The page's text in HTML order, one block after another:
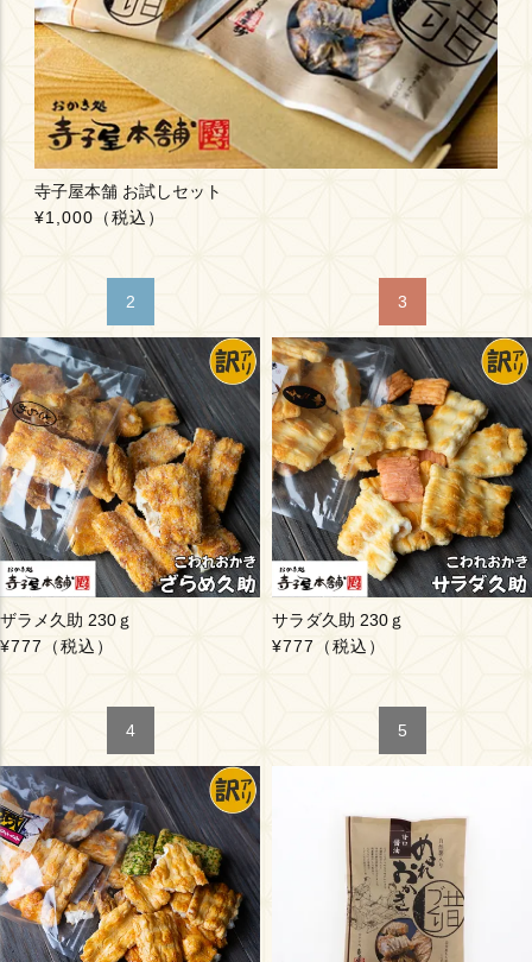
寺子屋本舗 お試しセット
¥1,000 （税込）
ザラメ久助 230ｇ
¥777
（税込）
サラダ久助 230ｇ
¥777
（税込）